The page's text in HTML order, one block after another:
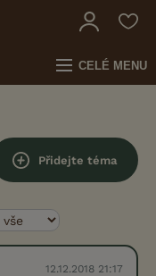
CELÉ MENU
Přidejte téma
12.12.2018 21:17